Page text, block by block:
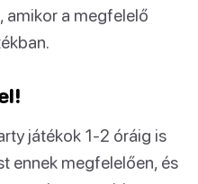
amikor a megfelelő
játékok 1-2 óráig is
ennek megfelelően, és